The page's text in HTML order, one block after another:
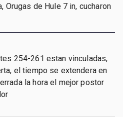
Orugas de Hule 7 in, cucharon
254-261 estan vinculadas,
el tiempo se extendera en
la hora el mejor postor